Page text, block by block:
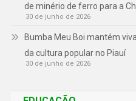
de minério de ferro para a
30 de junho de 2026
Bumba Meu Boi mantém
da cultura popular no Piauí
30 de junho de 2026